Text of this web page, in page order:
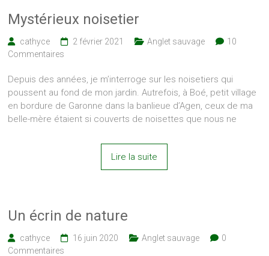
Mystérieux noisetier
cathyce 2 février 2021 Anglet sauvage
10
Commentaires
Depuis des années, je m’interroge sur les noisetiers qui
poussent au fond de mon jardin. Autrefois, à Boé, petit village
en bordure de Garonne dans la banlieue d’Agen, ceux de ma
belle-mère étaient si couverts de noisettes que nous ne
Lire la suite
Un écrin de nature
cathyce 16 juin 2020 Anglet sauvage
0
Commentaires